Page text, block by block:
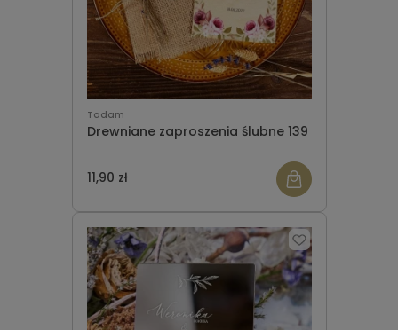
Tadam
Drewniane zaproszenia ślubne 139
11,90 zł